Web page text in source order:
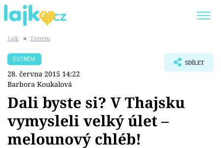
SHOPAHOLICADEL
Témata
Lajk ■ Extrém
EXTRÉM
28. června 2015 14:22
Barbora Koukalová
SDÍLET
Dali byste si? V Thajsku
vymysleli velký úlet –
melounový chléb!